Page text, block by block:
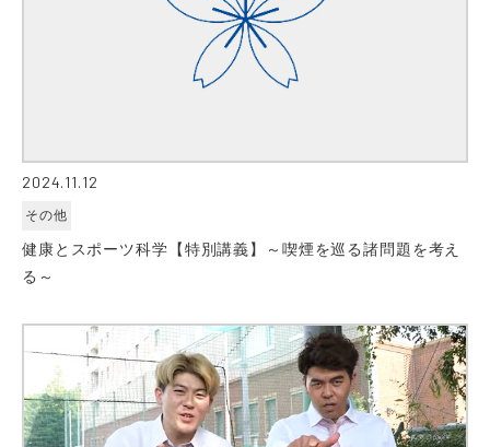
2024.11.12
その他
健康とスポーツ科学【特別講義】～喫煙を巡る諸問題を考え
る～